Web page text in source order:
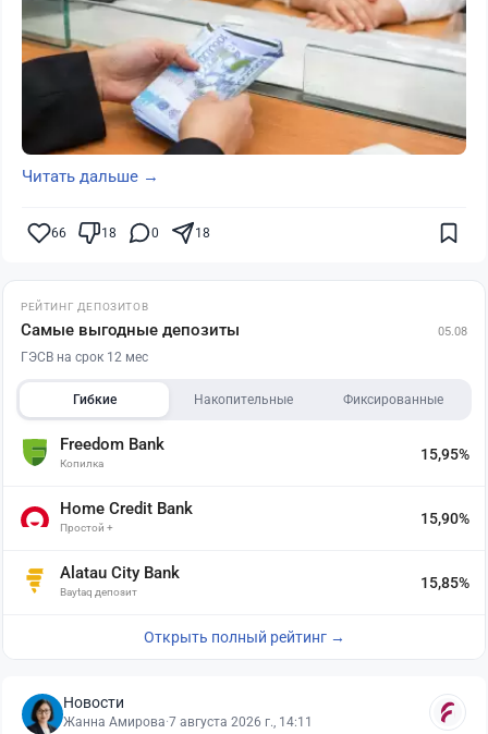
Читать дальше →
66 18 0 18
РЕЙТИНГ ДЕПОЗИТОВ
Самые выгодные депозиты 05.08
ГЭСВ на срок 12 мес
Гибкие Накопительные Фиксированные
Freedom Bank
Копилка
15,95%
Home Credit Bank
Простой +
15,90%
Alatau City Bank
Baytaq депозит
15,85%
Открыть полный рейтинг →
Новости
Жанна Амирова·7 августа 2026 г., 14:11